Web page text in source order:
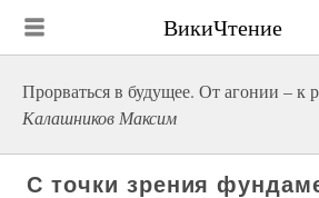
ВикиЧтение
Прорваться в будущее. От агонии – к
Калашников Максим
С точки зрения